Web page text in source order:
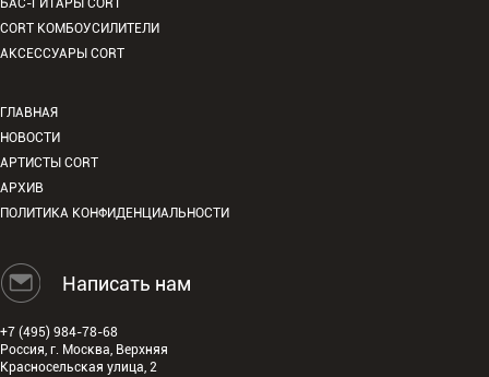
БАС-ГИТАРЫ CORT
CORT КОМБОУСИЛИТЕЛИ
АКСЕССУАРЫ CORT
ГЛАВНАЯ
НОВОСТИ
АРТИСТЫ CORT
АРХИВ
ПОЛИТИКА КОНФИДЕНЦИАЛЬНОСТИ
Написать нам
+7 (495) 984-78-68
Россия, г. Москва, Верхняя
Красносельская улица, 2